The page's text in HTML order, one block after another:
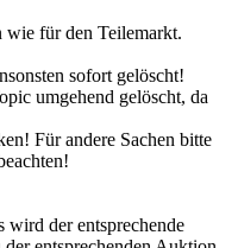
wie für den Teilemarkt.
sofort gelöscht!
umgehend gelöscht, da
Für andere Sachen bitte
wird der entsprechende